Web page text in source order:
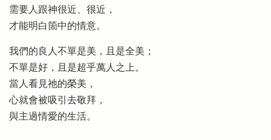
需要人跟神很近、很近，
才能明白箇中的情意。
我們的良人不單是美，且是全美；
不單是好，且是超乎萬人之上。
當人看見祂的榮美，
心就會被吸引去敬拜，
與主過情愛的生活。